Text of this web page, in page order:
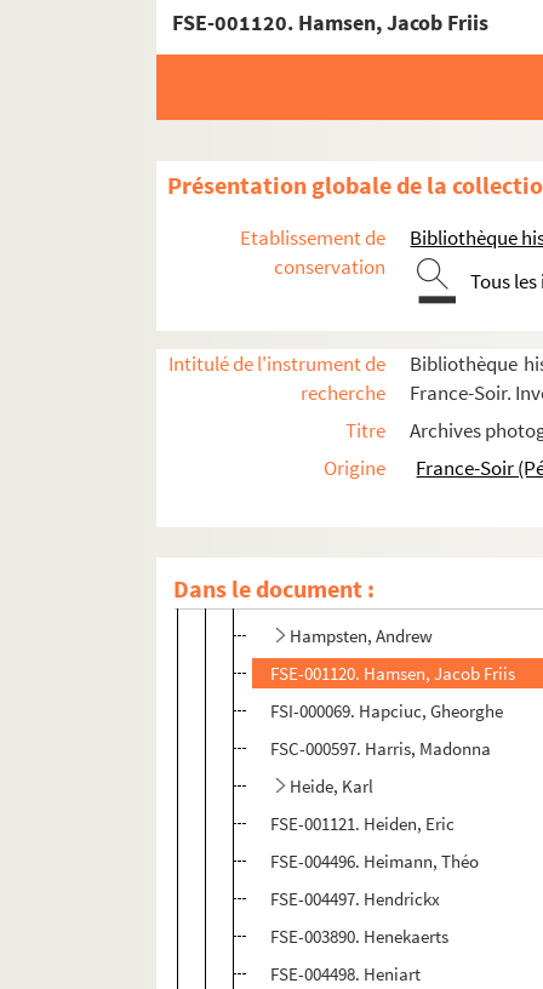
FSE-001120. Hamsen, Jacob Friis
Présentation globale de la
Etablissement de
conservation
Bibliothèque
Tous
Intitulé de l'instrument de
recherche
Bibliothèque
France-Soir.
Titre
Archives
Origine
France-Soir
Dans le document :
Cyclisme
Courses
A
C
E
F
FSI-000068. Haendel
FSD-000542. Haghedooren
FSC-000595. Hamilton, Tyler
Hampsten, Andrew
FSE-001120. Hamsen, Jacob Friis
FSI-000069. Hapciuc, Gheorghe
FSC-000597. Harris, Madonna
Heide, Karl
FSE-001121. Heiden, Eric
FSE-004496. Heimann, Théo
FSE-004497. Hendrickx
FSE-003890. Henekaerts
FSE-004498. Heniart